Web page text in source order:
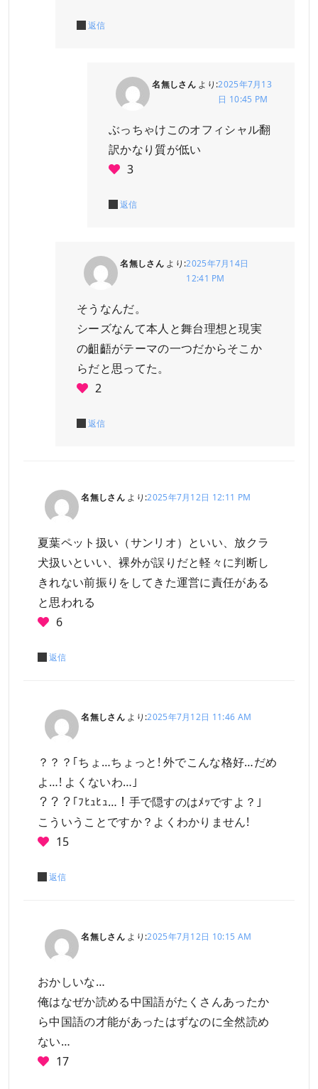
返信
名無しさん より:2025年7月13
日 10:45 PM
ぶっちゃけこのオフィシャル翻
訳かなり質が低い
3
返信
名無しさん より:2025年7月14日
12:41 PM
そうなんだ。
シーズなんて本人と舞台理想と現実
の齟齬がテーマの一つだからそこか
らだと思ってた。
2
返信
名無しさん より:2025年7月12日 12:11 PM
夏葉ペット扱い（サンリオ）といい、放クラ
犬扱いといい、裸外が誤りだと軽々に判断し
きれない前振りをしてきた運営に責任がある
と思われる
6
返信
名無しさん より:2025年7月12日 11:46 AM
？？？｢ちょ…ちょっと! 外でこんな格好…だめ
よ…! よくないわ…｣
？？？｢ﾌﾋｭﾋｭ…！手で隠すのはﾒｯですよ？｣
こういうことですか？よくわかりません!
15
返信
名無しさん より:2025年7月12日 10:15 AM
おかしいな…
俺はなぜか読める中国語がたくさんあったか
ら中国語の才能があったはずなのに全然読め
ない…
17